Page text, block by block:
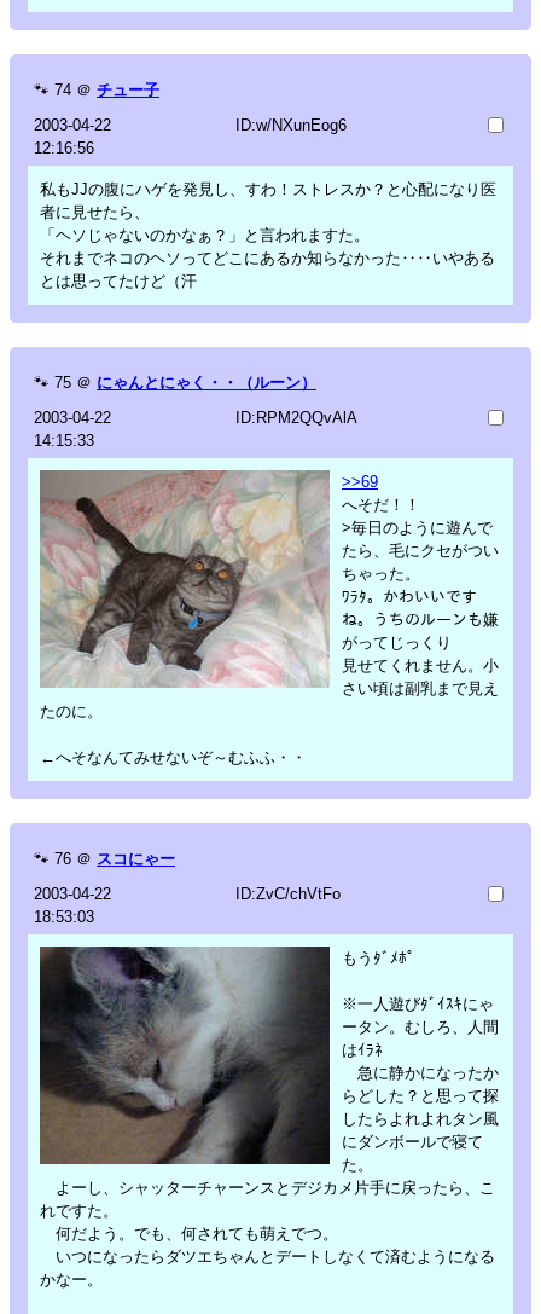
🐾 74 ＠ チュー子
2003-04-22
12:16:56
ID:w/NXunEog6
私もJJの腹にハゲを発見し、すわ！ストレスか？と心配になり医
者に見せたら、
「ヘソじゃないのかなぁ？」と言われますた。
それまでネコのヘソってどこにあるか知らなかった‥‥いやある
とは思ってたけど（汗
🐾 75 ＠ にゃんとにゃく・・（ルーン）
2003-04-22
14:15:33
ID:RPM2QQvAlA
>>69
へそだ！！
>毎日のように遊んで
たら、毛にクセがつい
ちゃった。
ﾜﾗﾀ。かわいいです
ね。うちのルーンも嫌
がってじっくり
見せてくれません。小
さい頃は副乳まで見え
たのに。
←へそなんてみせないぞ～むふふ・・
🐾 76 ＠ スコにゃー
2003-04-22
18:53:03
ID:ZvC/chVtFo
もうﾀﾞﾒﾎﾟ
※一人遊びﾀﾞｲｽｷにゃ
ータン。むしろ、人間
はｲﾗﾈ
急に静かになったか
らどした？と思って探
したらよれよれタン風
にダンボールで寝て
た。
よーし、シャッターチャーンスとデジカメ片手に戻ったら、こ
れですた。
何だよう。でも、何されても萌えでつ。
いつになったらダツエちゃんとデートしなくて済むようになる
かなー。